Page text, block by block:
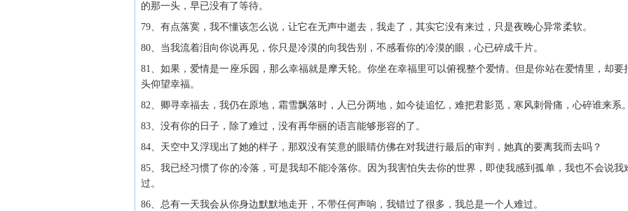
的那一头，早已没有了等待。
79、有点落寞，我不懂该怎么说，让它在无声中逝去，我走了，其实它没有来过，只是夜晚心异常柔软。
80、当我流着泪向你说再见，你只是冷漠的向我告别，不感看你的冷漠的眼，心已碎成千片。
81、如果，爱情是一座乐园，那么幸福就是摩天轮。你坐在幸福里可以俯视整个爱情。但是你站在爱情里，却要
头仰望幸福。
82、卿寻幸福去，我仍在原地，霜雪飘落时，人已分两地，如今徒追忆，难把君影觅，寒风刺骨痛，心碎谁来系。
83、没有你的日子，除了难过，没有再华丽的语言能够形容的了。
84、天空中又浮现出了她的样子，那双没有笑意的眼睛仿佛在对我进行最后的审判，她真的要离我而去吗？
85、我已经习惯了你的冷落，可是我却不能冷落你。因为我害怕失去你的世界，即使我感到孤单，我也不会说我
过。
86、总有一天我会从你身边默默地走开，不带任何声响，我错过了很多，我总是一个人难过。